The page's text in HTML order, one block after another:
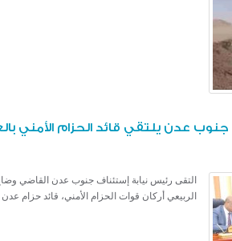
جنوب عدن يلتقي قائد الحزام الأمني
التقى رئيس نيابة إستئناف جنوب عدن القاضي
الربيعي أركان قوات الحزام الأمني، قائد حزام